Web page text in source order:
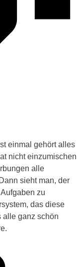
einmal gehört alles
nicht einzumischen
alle
sieht man, der
zu
das diese
alle ganz schön